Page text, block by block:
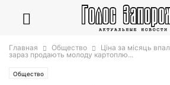
Главная Общество
Ціна за місяць
зараз продають молоду картоплю...
Общество